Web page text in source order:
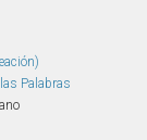
Palabras